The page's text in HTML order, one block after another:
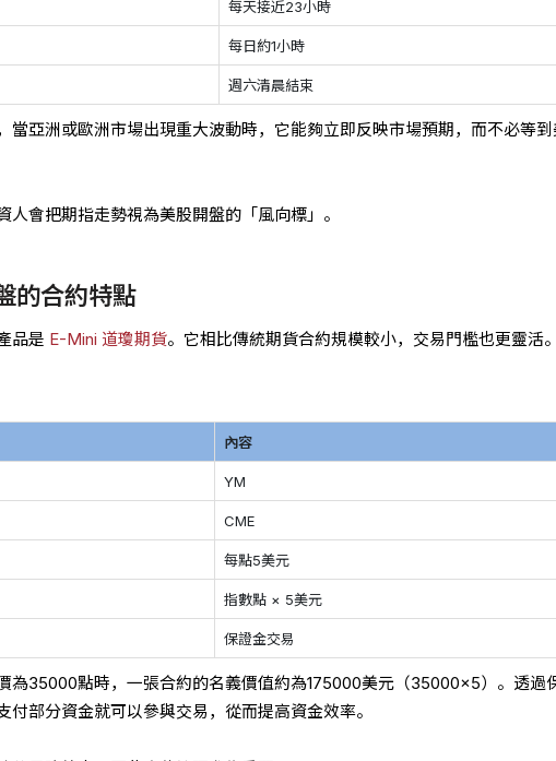
每天接近23小時
每日約1小時
週六清晨結束
當亞洲或歐洲市場出現重大波動時，它能夠立即反映市場預期，而不必等
人會把期指走勢視為美股開盤的「風向標」。
的合約特點
品是 E-Mini 道瓊期貨。它相比傳統期貨合約規模較小，交易門檻也更靈活
內容
YM
CME
每點5美元
指數點 × 5美元
保證金交易
為35000點時，一張合約的名義價值約為175000美元（35000×5）。透過
付部分資金就可以參與交易，從而提高資金效率。